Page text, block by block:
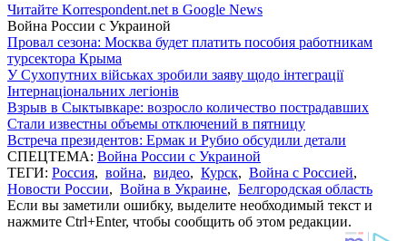
Читайте Korrespondent.net в Google News
Война России с Украиной
Провал сезона: Москва будет платить пособия работникам
турсектора Крыма
У Сухопутних військах зробили заяву щодо інтеграції
Інтернаціональних легіонів
Взрыв в Сыктывкаре: возросло количество пострадавших
Стали известны объемы отключений в пятницу
Встреча президентов: Ермак и Рубио обсудили детали
СПЕЦТЕМА: Война России с Украиной
ТЕГИ: Россия, война, видео, Курск, Война с Россией,
Новости России, Война в Украине, Белгородская область
Если вы заметили ошибку, выделите необходимый текст и
нажмите Ctrl+Enter, чтобы сообщить об этом редакции.